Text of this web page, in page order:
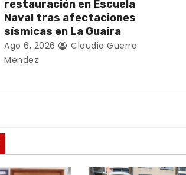
restauración en Escuela
Naval tras afectaciones
sísmicas en La Guaira
Ago 6, 2026
Claudia Guerra
Mendez